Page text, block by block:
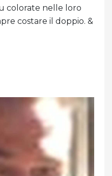
colorate nelle loro
costare il doppio. &